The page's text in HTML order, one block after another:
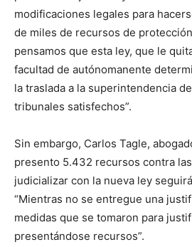
modificaciones legales para
de miles de recursos de
pensamos que esta ley, que le
facultad de autónomanente
la traslada a la superintendencia
tribunales satisfechos”.
Sin embargo, Carlos Tagle,
presento 5.432 recursos contra
judicializar con la nueva ley
“Mientras no se entregue una
medidas que se tomaron para
presentándose recursos”.